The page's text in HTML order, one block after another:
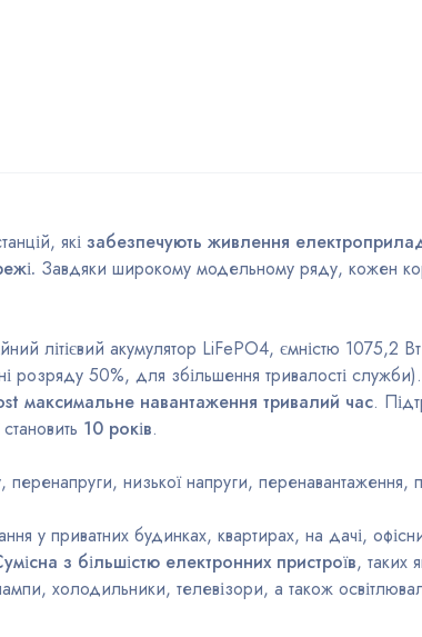
які забезпечують живлення
Завдяки широкому модельному ряду, кожен
літієвий акумулятор LiFePO4, ємністю 1075,2
розряду 50%, для збільшення тривалості
максимальне навантаження тривалий час.
10 років.
низької напруги, перенавантаження,
у приватних будинках, квартирах, на дачі,
з більшістю електронних пристроїв, таких
холодильники, телевізори, а також